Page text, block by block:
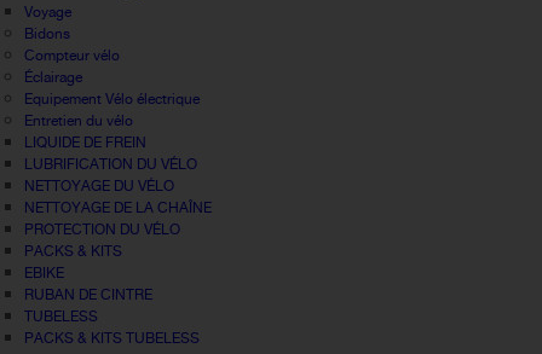
Voyage
Bidons
Compteur vélo
Éclairage
Equipement Vélo électrique
Entretien du vélo
LIQUIDE DE FREIN
LUBRIFICATION DU VÉLO
NETTOYAGE DU VÉLO
NETTOYAGE DE LA CHAÎNE
PROTECTION DU VÉLO
PACKS & KITS
EBIKE
RUBAN DE CINTRE
TUBELESS
PACKS & KITS TUBELESS